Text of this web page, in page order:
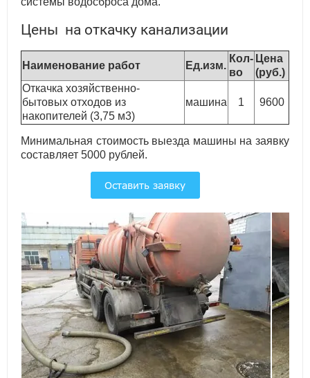
Цены на откачку канализации
Наименование работ Ед.изм.
Кол-
во
Цена
(руб.)
Откачка хозяйственно-
бытовых отходов из
накопителей (3,75 м3)
машина 1 9600
Минимальная стоимость выезда машины на заявку
составляет 5000 рублей.